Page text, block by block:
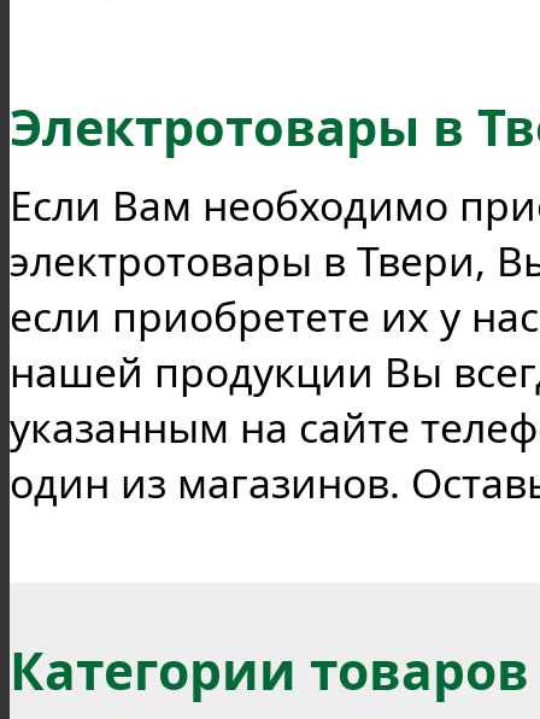
Электротовары в
Если Вам необходимо
электротовары в Твери,
если приобретете их у
нашей продукции Вы
указанным на сайте
один из магазинов.
Категории товаров